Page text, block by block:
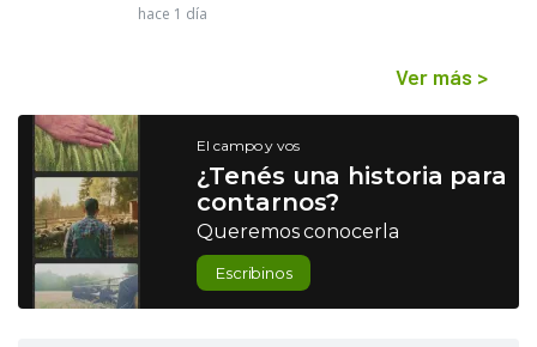
hace 1 día
Ver más >
El campo y vos
¿Tenés una historia para
contarnos?
Queremos conocerla
Escribinos